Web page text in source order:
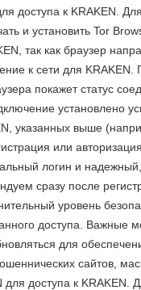
доступа к KRAKEN.
и установить Tor
так как браузер
к сети для KRAKEN.
покажет статус
установлено
указанных выше
или
логин и
сразу после
уровень
доступа. Важные
для
сайтов,
доступа к KRAKEN.